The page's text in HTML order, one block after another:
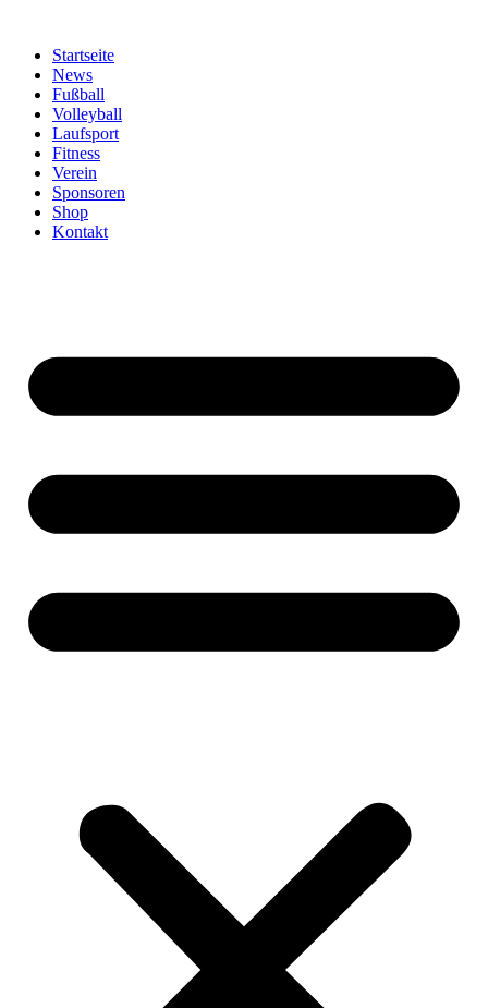
springenStartseite
News
Fußball
Volleyball
Laufsport
Fitness
Verein
Sponsoren
Shop
Kontakt